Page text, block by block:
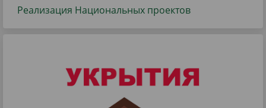
Реализация Национальных проектов